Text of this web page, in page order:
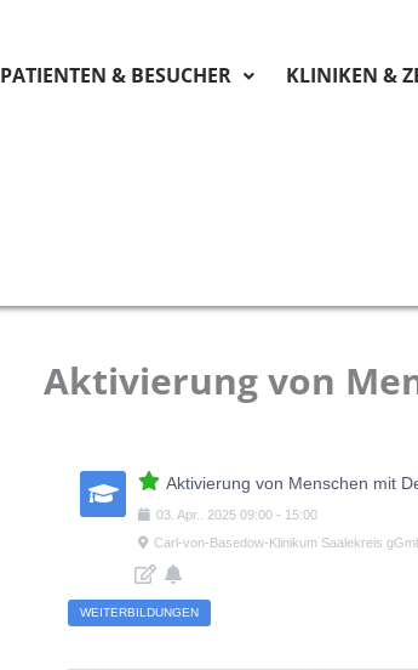
PATIENTEN & BESUCHER KLINIKEN &
Aktivierung von
Aktivierung von Menschen mit
03 .Apr. 2025 09:00 - 15:00
Carl-von-Basedow-Klinikum Saalekreis
WEITERBILDUNGEN